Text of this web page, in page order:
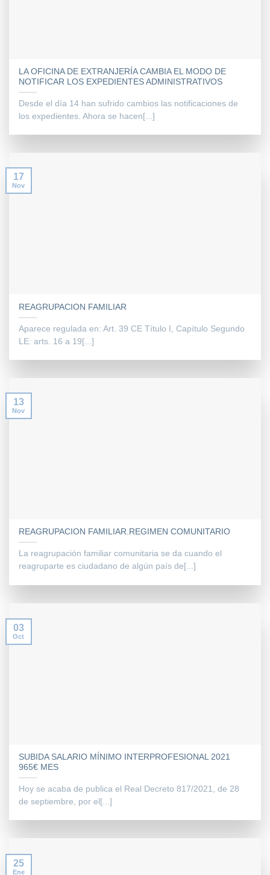
LA OFICINA DE EXTRANJERÍA CAMBIA EL MODO DE
NOTIFICAR LOS EXPEDIENTES ADMINISTRATIVOS
Desde el día 14 han sufrido cambios las notificaciones de
los expedientes. Ahora se hacen[...]
REAGRUPACION FAMILIAR
Aparece regulada en: Art. 39 CE Título I, Capítulo Segundo
LE: arts. 16 a 19[...]
17
Nov
REAGRUPACION FAMILIAR.REGIMEN COMUNITARIO
La reagrupación familiar comunitaria se da cuando el
reagruparte es ciudadano de algún país de[...]
13
Nov
SUBIDA SALARIO MÍNIMO INTERPROFESIONAL 2021
965€ MES
Hoy se acaba de publica el Real Decreto 817/2021, de 28
de septiembre, por el[...]
03
Oct
25
Ene